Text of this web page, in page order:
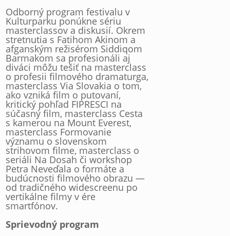
Odborný program festivalu v
Kulturparku ponúkne sériu
masterclassov a diskusií. Okrem
stretnutia s Fatihom Akinom a
afganským režisérom Siddiqom
Barmakom sa profesionáli aj
diváci môžu tešiť na masterclass
o profesii filmového dramaturga,
masterclass Via Slovakia o tom,
ako vzniká film o putovaní,
kritický pohľad FIPRESCI na
súčasný film, masterclass Cesta
s kamerou na Mount Everest,
masterclass Formovanie
významu o slovenskom
strihovom filme, masterclass o
seriáli Na Dosah či workshop
Petra Neveďala o formáte a
budúcnosti filmového obrazu —
od tradičného widescreenu po
vertikálne filmy v ére
smartfónov.
Sprievodný program